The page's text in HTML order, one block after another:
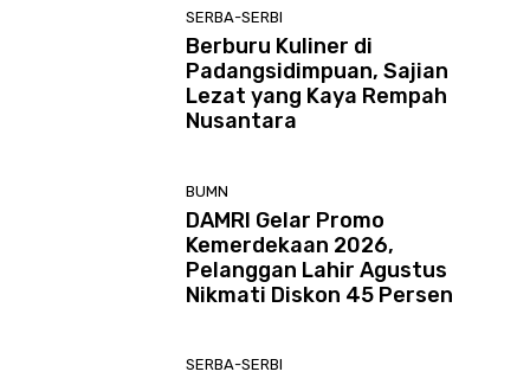
SERBA-SERBI
Berburu Kuliner di
Padangsidimpuan, Sajian
Lezat yang Kaya Rempah
Nusantara
BUMN
DAMRI Gelar Promo
Kemerdekaan 2026,
Pelanggan Lahir Agustus
Nikmati Diskon 45 Persen
SERBA-SERBI